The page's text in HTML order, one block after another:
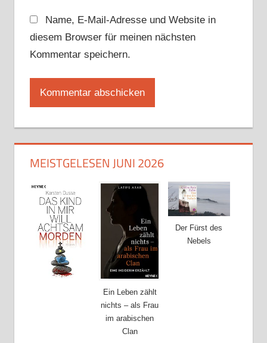
Name, E-Mail-Adresse und Website in
diesem Browser für meinen nächsten
Kommentar speichern.
MEISTGELESEN JUNI 2026
Ein Leben zählt
nichts – als Frau
im arabischen
Clan
Der Fürst des
Nebels